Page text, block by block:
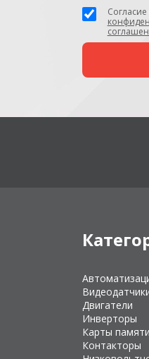
Двигатели
Инверторы
Карты памяти
Контакторы